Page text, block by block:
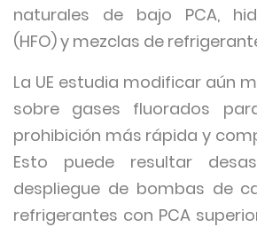
naturales de bajo PCA,
(HFO) y mezclas de
La UE estudia modificar aún
sobre gases fluorados
prohibición más rápida y
Esto puede resultar
despliegue de bombas de
refrigerantes con PCA